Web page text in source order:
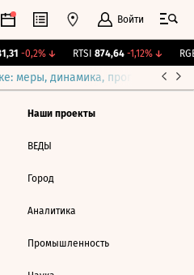
Войти
-0,2%↓ RTSI 874,64 -1,12%↓
меры, динамика, прогнозы
Наши проекты
ВЕДЫ
Город
Аналитика
Промышленность